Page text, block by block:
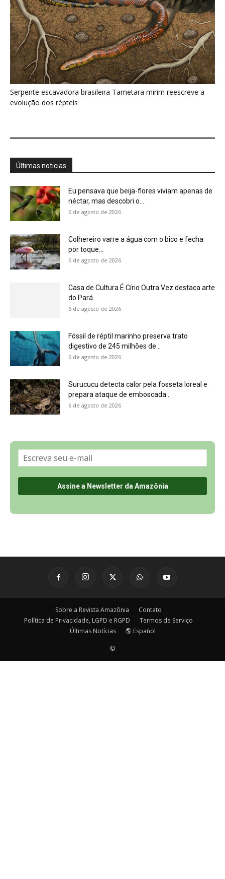
Serpente escavadora brasileira Tametara mirim reescreve a
evolução dos répteis
Últimas noticias
Eu pensava que beija-flores viviam apenas de
néctar, mas descobri o...
6 de agosto de 2026
Colhereiro varre a água com o bico e fecha
por toque...
6 de agosto de 2026
Casa de Cultura É Círio Outra Vez destaca arte
do Pará
6 de agosto de 2026
Fóssil de réptil marinho preserva trato
digestivo de 245 milhões de...
6 de agosto de 2026
Surucucu detecta calor pela fosseta loreal e
prepara ataque de emboscada...
6 de agosto de 2026
Sobre a Revista Amazônia
Contato
Política de Privacidade, LGPD e RGPD
Termos de Serviço
Últimas Notícias
🌎 Español
©